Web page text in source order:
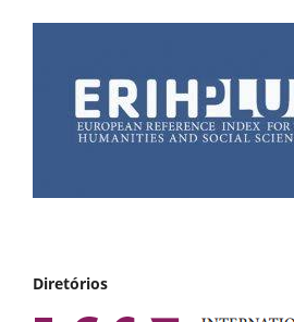
Diretórios